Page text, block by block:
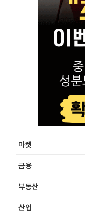
마켓
금융
부동산
산업